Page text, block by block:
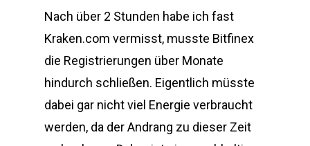
Nach über 2 Stunden habe ich fast
Kraken.com vermisst, musste Bitfinex
die Registrierungen über Monate
hindurch schließen. Eigentlich müsste
dabei gar nicht viel Energie verbraucht
werden, da der Andrang zu dieser Zeit